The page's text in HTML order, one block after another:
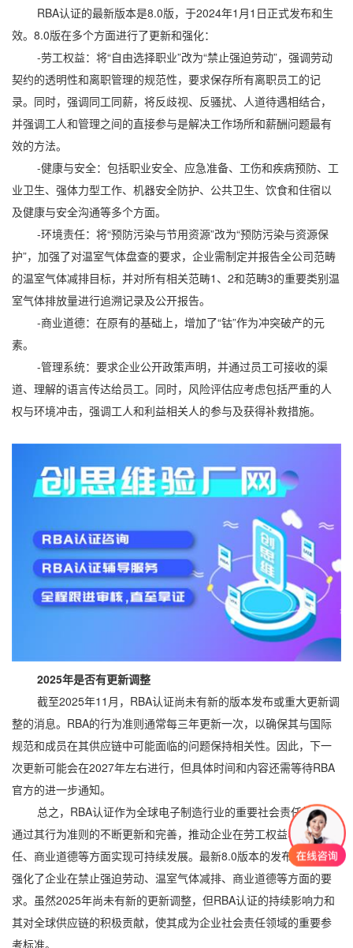
RBA认证的最新版本是8.0版，于2024年1月1日正式发布和生
效。8.0版在多个方面进行了更新和强化：
-劳工权益：将“自由选择职业”改为“禁止强迫劳动”，强调劳动
契约的透明性和离职管理的规范性，要求保存所有离职员工的记
录。同时，强调同工同薪，将反歧视、反骚扰、人道待遇相结合，
并强调工人和管理之间的直接参与是解决工作场所和薪酬问题最有
效的方法。
-健康与安全：包括职业安全、应急准备、工伤和疾病预防、工
业卫生、强体力型工作、机器安全防护、公共卫生、饮食和住宿以
及健康与安全沟通等多个方面。
-环境责任：将“预防污染与节用资源”改为“预防污染与资源保
护”，加强了对温室气体盘查的要求，企业需制定并报告全公司范畴
的温室气体减排目标，并对所有相关范畴1、2和范畴3的重要类别温
室气体排放量进行追溯记录及公开报告。
-商业道德：在原有的基础上，增加了“钴”作为冲突破产的元
素。
-管理系统：要求企业公开政策声明，并通过员工可接收的渠
道、理解的语言传达给员工。同时，风险评估应考虑包括严重的人
权与环境冲击，强调工人和利益相关人的参与及获得补救措施。
2025年是否有更新调整
截至2025年11月，RBA认证尚未有新的版本发布或重大更新调
整的消息。RBA的行为准则通常每三年更新一次，以确保其与国际
规范和成员在其供应链中可能面临的问题保持相关性。因此，下一
次更新可能会在2027年左右进行，但具体时间和内容还需等待RBA
官方的进一步通知。
总之，RBA认证作为全球电子制造行业的重要社会责任标准，
通过其行为准则的不断更新和完善，推动企业在劳工权益、环境责
任、商业道德等方面实现可持续发展。最新8.0版本的发布，进一步
强化了企业在禁止强迫劳动、温室气体减排、商业道德等方面的要
求。虽然2025年尚未有新的更新调整，但RBA认证的持续影响力和
其对全球供应链的积极贡献，使其成为企业社会责任领域的重要参
考标准。